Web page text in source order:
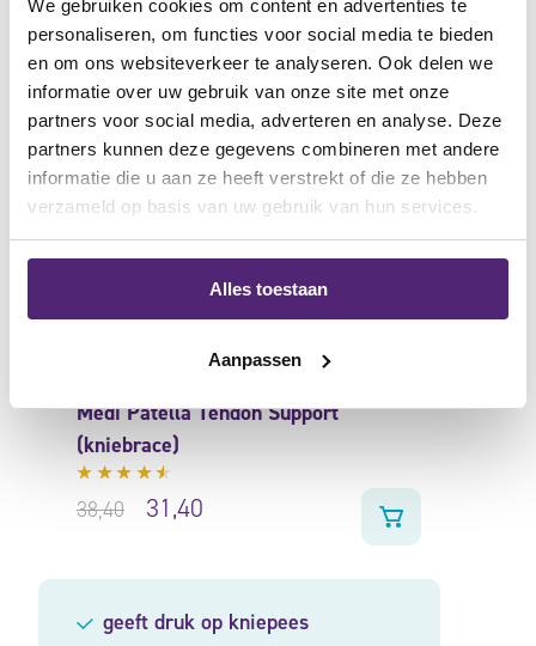
We gebruiken cookies om content en advertenties te
personaliseren, om functies voor social media te bieden
en om ons websiteverkeer te analyseren. Ook delen we
informatie over uw gebruik van onze site met onze
partners voor social media, adverteren en analyse. Deze
partners kunnen deze gegevens combineren met andere
informatie die u aan ze heeft verstrekt of die ze hebben
verzameld op basis van uw gebruik van hun services.
Alles toestaan
Aanpassen
aanbieding
Medi Patella Tendon Support
(kniebrace)
Gewaardeerd
4.33
38,40 31,40
geeft druk op kniepees